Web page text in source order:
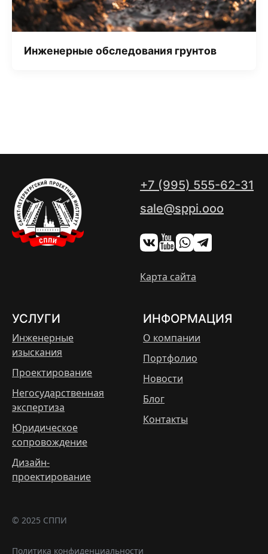
Инженерные обследования грунтов
+7 (995) 555-62-31
sale@sppi.ooo
Карта сайта
УСЛУГИ
Инженерные
изыскания
Проектирование
Негосударственная
экспертиза
Юридическое
сопровождение
Дизайн-
проектирование
ИНФОРМАЦИЯ
О компании
Портфолио
Новости
Блог
Контакты
© 2025 СППИ
Политика конфиденциальности